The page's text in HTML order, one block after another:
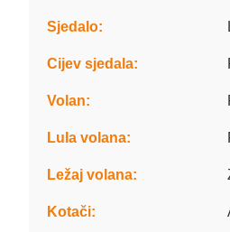
Sjedalo:
Cijev sjedala:
Volan:
Lula volana:
Ležaj volana:
Kotači: